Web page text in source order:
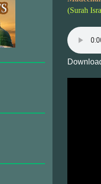
(Surah